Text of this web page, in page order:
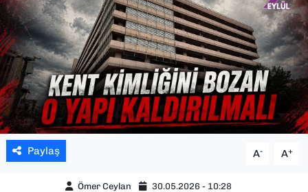
Paylaş A- A+
Ömer Ceylan 30.05.2026 - 10:28